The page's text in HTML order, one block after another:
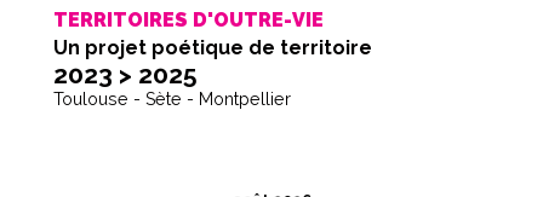
TERRITOIRES D'OUTRE-VIE
Un projet poétique de territoire
2023 > 2025
Toulouse - Sète - Montpellier